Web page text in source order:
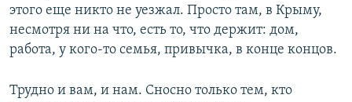
этого еще никто не уезжал. Просто там, в Крыму,
несмотря ни на что, есть то, что держит: дом,
работа, у кого-то семья, привычка, в конце концов.
Трудно и вам, и нам. Сносно только тем, кто